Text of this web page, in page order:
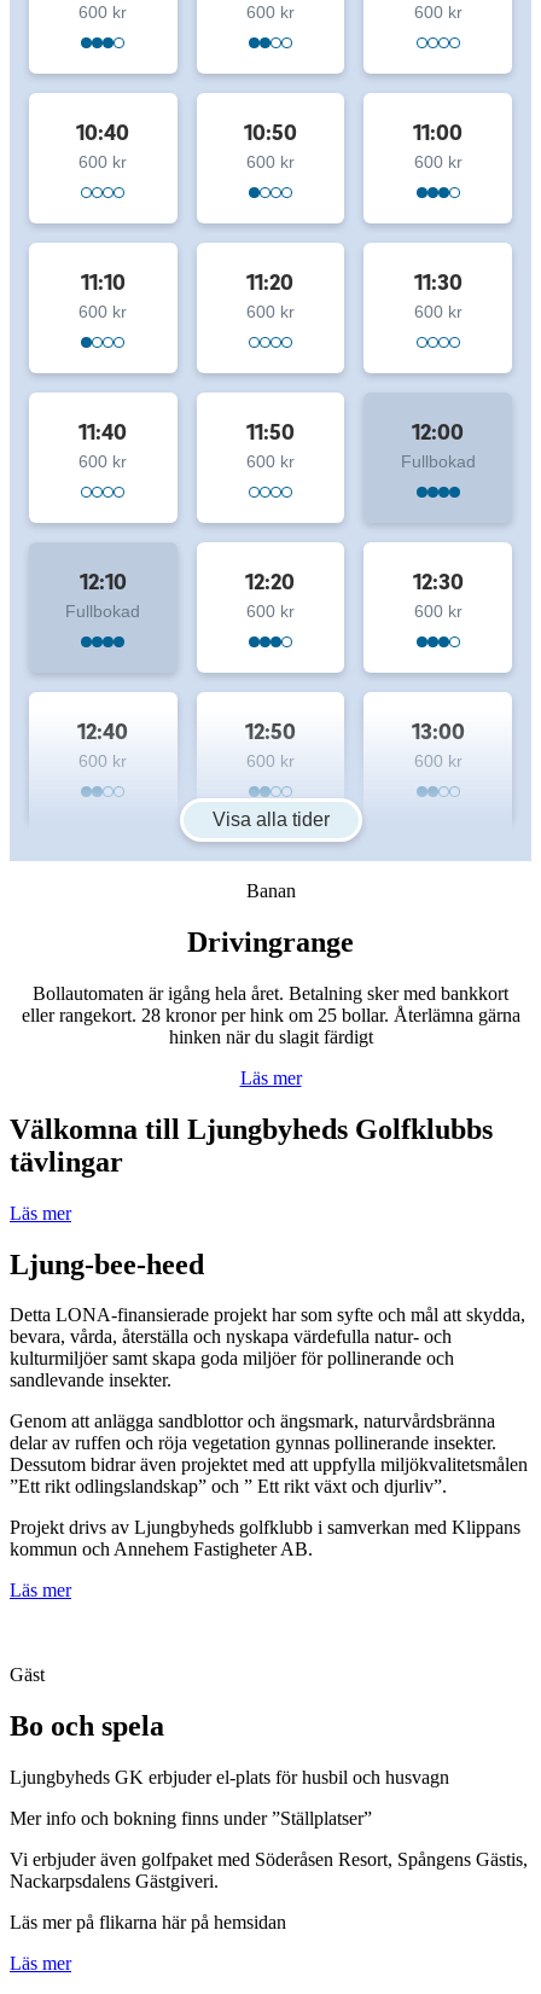
600 kr 600 kr 600 kr
10:40
600 kr
10:50
600 kr
11:00
600 kr
11:10
600 kr
11:20
600 kr
11:30
600 kr
11:40
600 kr
11:50
600 kr
12:00
Fullbokad
12:10
Fullbokad
12:20
600 kr
12:30
600 kr
12:40
600 kr
12:50
600 kr
13:00
600 kr
Visa alla tider
Banan
Drivingrange
Bollautomaten är igång hela året. Betalning sker med bankkort
eller rangekort. 28 kronor per hink om 25 bollar. Återlämna gärna
hinken när du slagit färdigt
Läs mer
Välkomna till Ljungbyheds Golfklubbs
tävlingar
Läs mer
Ljung-bee-heed
Detta LONA-finansierade projekt har som syfte och mål att skydda,
bevara, vårda, återställa och nyskapa värdefulla natur- och
kulturmiljöer samt skapa goda miljöer för pollinerande och
sandlevande insekter.
Genom att anlägga sandblottor och ängsmark, naturvårdsbränna
delar av ruffen och röja vegetation gynnas pollinerande insekter.
Dessutom bidrar även projektet med att uppfylla miljökvalitetsmålen
”Ett rikt odlingslandskap” och ” Ett rikt växt och djurliv”.
Projekt drivs av Ljungbyheds golfklubb i samverkan med Klippans
kommun och Annehem Fastigheter AB.
Läs mer
Gäst
Bo och spela
Ljungbyheds GK erbjuder el-plats för husbil och husvagn
Mer info och bokning finns under ”Ställplatser”
Vi erbjuder även golfpaket med Söderåsen Resort, Spångens Gästis,
Nackarpsdalens Gästgiveri.
Läs mer på flikarna här på hemsidan
Läs mer